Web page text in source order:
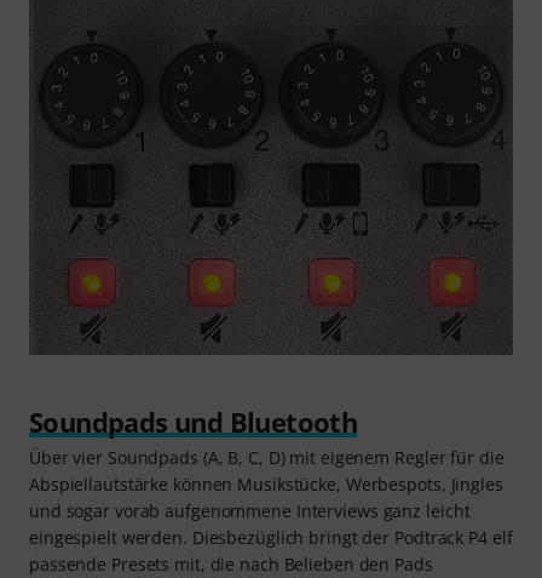
Soundpads und Bluetooth
Über vier Soundpads (A, B, C, D) mit eigenem Regler für die
Abspiellautstärke können Musikstücke, Werbespots, Jingles
und sogar vorab aufgenommene Interviews ganz leicht
eingespielt werden. Diesbezüglich bringt der Podtrack P4 elf
passende Presets mit, die nach Belieben den Pads